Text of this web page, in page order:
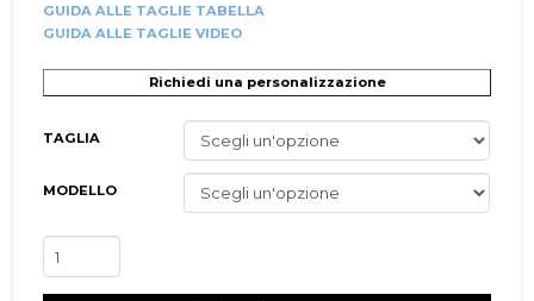
GUIDA ALLE TAGLIE TABELLA
GUIDA ALLE TAGLIE VIDEO
Richiedi una personalizzazione
TAGLIA
MODELLO
Danza
Hip